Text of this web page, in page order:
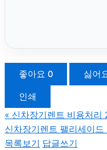
좋아요 0 싫어
인쇄
« 신차장기렌트 비용처리
신차장기렌트 팰리세이
목록보기 답글쓰기